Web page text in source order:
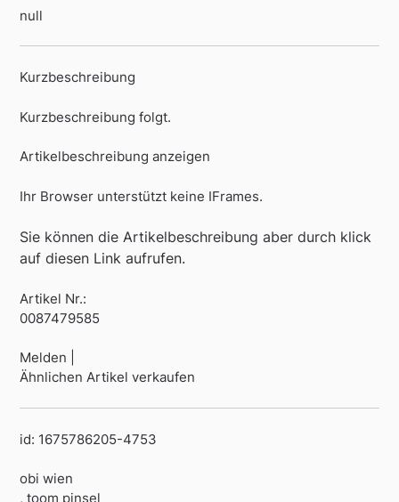
null
Kurzbeschreibung
Kurzbeschreibung folgt.
Artikelbeschreibung anzeigen
Ihr Browser unterstützt keine IFrames.
Sie können die Artikelbeschreibung aber durch klick
auf diesen Link aufrufen.
Artikel Nr.:
0087479585
Melden |
Ähnlichen Artikel verkaufen
id: 1675786205-4753
obi wien
, toom pinsel